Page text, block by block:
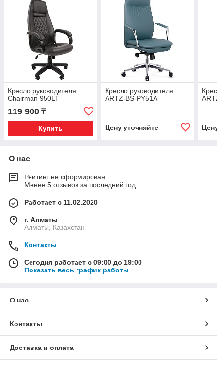
Кресло руководителя
Chairman 950LT
119 900 ₸
Купить
Кресло руководителя
ARTZ-BS-PY51A
Цену уточняйте
О нас
Рейтинг не сформирован
Менее 5 отзывов за последний год
Работает с 11.02.2020
г. Алматы
Алматы, Казахстан
Контакты
Сегодня работает с 09:00 до 19:00
Показать весь график работы
О нас
Контакты
Доставка и оплата